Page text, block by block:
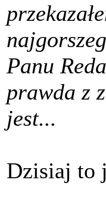
Panu
prawda z
jest...
Dzisiaj to